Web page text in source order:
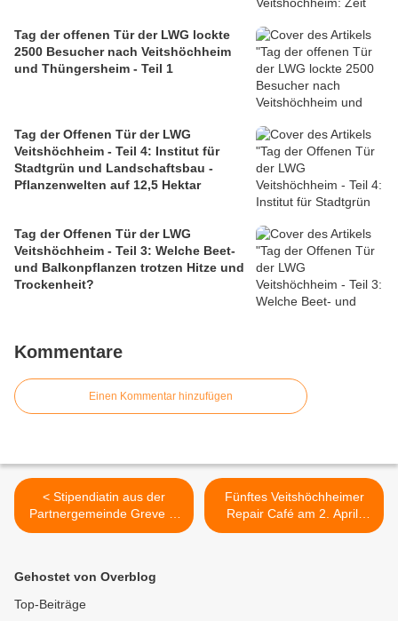
Tag der offenen Tür der LWG lockte
2500 Besucher nach Veitshöchheim
und Thüngersheim - Teil 1
Tag der Offenen Tür der LWG
Veitshöchheim - Teil 4: Institut für
Stadtgrün und Landschaftsbau -
Pflanzenwelten auf 12,5 Hektar
Tag der Offenen Tür der LWG
Veitshöchheim - Teil 3: Welche Beet-
und Balkonpflanzen trotzen Hitze und
Trockenheit?
Kommentare
Einen Kommentar hinzufügen
< Stipendiatin aus der
Partnergemeinde Greve in
Chianti an der Mittelschule
Fünftes Veitshöchheimer
Repair Café am 2. April:
Gemeinsam defekte
Gehostet von Overblog
Top-Beiträge